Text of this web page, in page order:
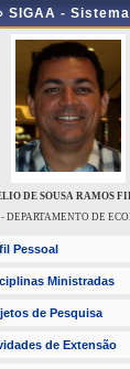
SIGAA -
DE SOUSA RAMOS
- DEPARTAMENTO DE
Pessoal
Ministradas
de Pesquisa
de Extensão